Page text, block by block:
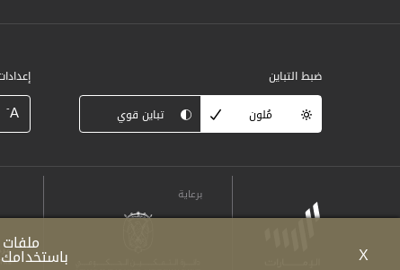
ضبط التباين
مُلون
تباين قوي A
-
برعاية
X